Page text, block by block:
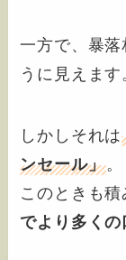
一方で、暴落
うに見えます
しかしそれは
ンセール」。
このときも積
でより多く